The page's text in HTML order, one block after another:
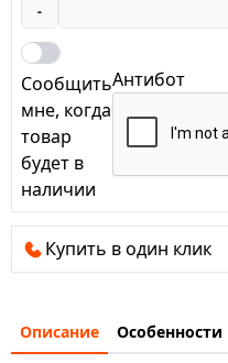
-
Сообщить
мне, когда
товар
будет в
наличии
Антибот
Купить в один клик
Описание Особенности